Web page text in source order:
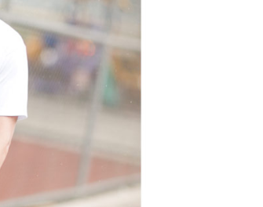
提供之「AFTEE先享後付」服務完成之
個人資料，並將交易相關給付款項請
。
覽以下網址：
定代理人或監護人之同意方可使用
申辦者引起之損失，本公司不負相關責
將依據個別帳號之用戶狀況，依本公司
仍有額度不足之情形，本公司將視審查
人資訊註冊。若發現惡意使用之情
停止該用戶之使用額度並採取法律行
上)免運費